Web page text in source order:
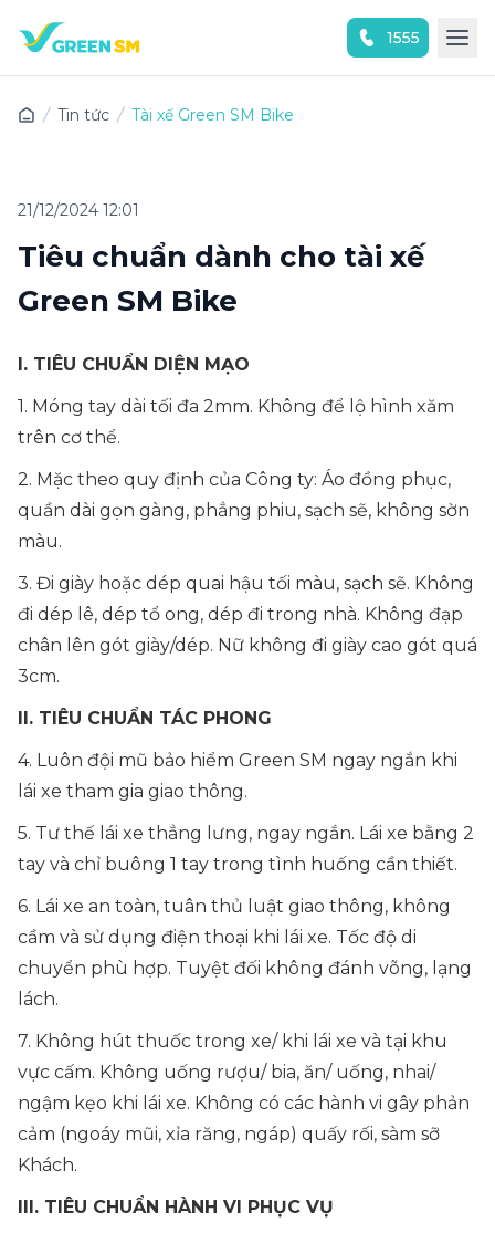
1555
Tin tức Tài xế Green SM Bike
21/12/2024 12:01
Tiêu chuẩn dành cho tài xế
Green SM Bike
I. TIÊU CHUẨN DIỆN MẠO
1. Móng tay dài tối đa 2mm. Không để lộ hình xăm
trên cơ thể.
2. Mặc theo quy định của Công ty: Áo đồng phục,
quần dài gọn gàng, phẳng phiu, sạch sẽ, không sờn
màu.
3. Đi giày hoặc dép quai hậu tối màu, sạch sẽ. Không
đi dép lê, dép tổ ong, dép đi trong nhà. Không đạp
chân lên gót giày/dép. Nữ không đi giày cao gót quá
3cm.
II. TIÊU CHUẨN TÁC PHONG
4. Luôn đội mũ bảo hiểm Green SM ngay ngắn khi
lái xe tham gia giao thông.
5. Tư thế lái xe thẳng lưng, ngay ngắn. Lái xe bằng 2
tay và chỉ buông 1 tay trong tình huống cần thiết.
6. Lái xe an toàn, tuân thủ luật giao thông, không
cầm và sử dụng điện thoại khi lái xe. Tốc độ di
chuyển phù hợp. Tuyệt đối không đánh võng, lạng
lách.
7. Không hút thuốc trong xe/ khi lái xe và tại khu
vực cấm. Không uống rượu/ bia, ăn/ uống, nhai/
ngậm kẹo khi lái xe. Không có các hành vi gây phản
cảm (ngoáy mũi, xỉa răng, ngáp) quấy rối, sàm sỡ
Khách.
III. TIÊU CHUẨN HÀNH VI PHỤC VỤ